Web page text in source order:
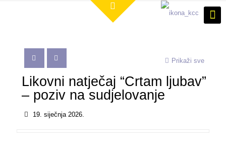
Prikaži sve
Likovni natječaj “Crtam ljubav”
– poziv na sudjelovanje
19. siječnja 2026.